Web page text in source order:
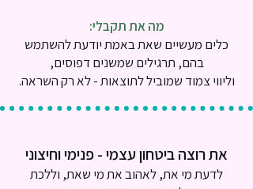
מה את תקבלי:
כלים מעשיים שאת באמת יודעת להשתמש
בהם, תרגילים שמשנים דפוסים,
וליווי צמוד שמוביל לתוצאות - לא רק השראה.
את רוצה ביטחון עצמי - פנימי וחיצוני
לדעת מי את, לאהוב את מי שאת, וללכת